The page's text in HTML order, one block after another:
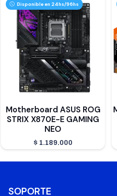
Disponible en 24hs/96hs
Motherboard ASUS ROG
STRIX X870E-E GAMING
NEO
$ 1.189.000
SOPORTE